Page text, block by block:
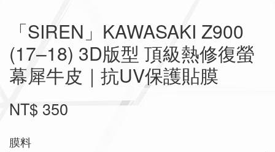
「SIREN」KAWASAKI Z900
(17–18) 3D版型 頂級熱修復螢
幕犀牛皮｜抗UV保護貼膜
NT$ 350
膜料